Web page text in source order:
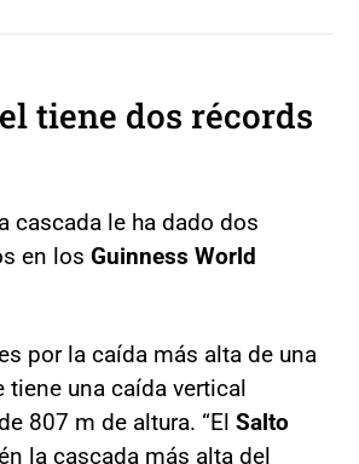
tiene dos récords
cascada le ha dado dos
en los Guinness World
por la caída más alta de una
tiene una caída vertical
807 m de altura. “El Salto
la cascada más alta del